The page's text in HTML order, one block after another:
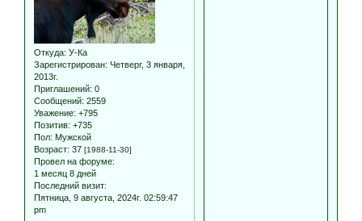
Откуда: У-Ка
Зарегистрирован: Четверг, 3 января,
2013г.
Приглашений: 0
Сообщений: 2559
Уважение: +795
Позитив: +735
Пол: Мужской
Возраст: 37 [1988-11-30]
Провел на форуме:
1 месяц 8 дней
Последний визит:
Пятница, 9 августа, 2024г. 02:59:47
pm